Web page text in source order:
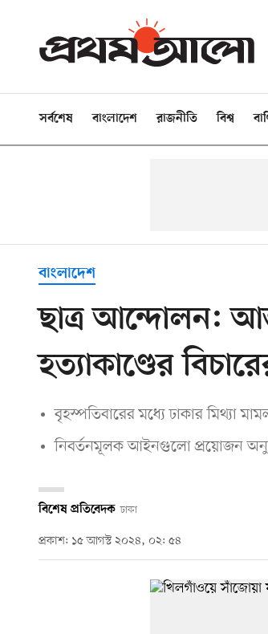
সর্বশেষ বাংলাদেশ রাজনীতি বিশ্ব
বাংলাদেশ
ছাত্র আন্দোলন:
হত্যাকাণ্ডের
বৃহস্পতিবারের মধ্যে ঢাকার মিথ্যা
নিবর্তনমূলক আইনগুলো প্রয়োজন
বিশেষ প্রতিবেদক ঢাকা
প্রকাশ: ১৫ আগস্ট ২০২৪, ০২: ৫৪